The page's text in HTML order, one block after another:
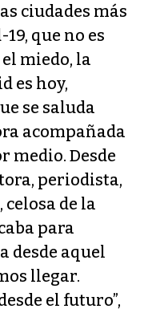
ciudades más
que no es
miedo, la
es hoy,
se saluda
acompañada
medio. Desde
periodista,
de la
para
desde aquel
llegar.
el futuro”,